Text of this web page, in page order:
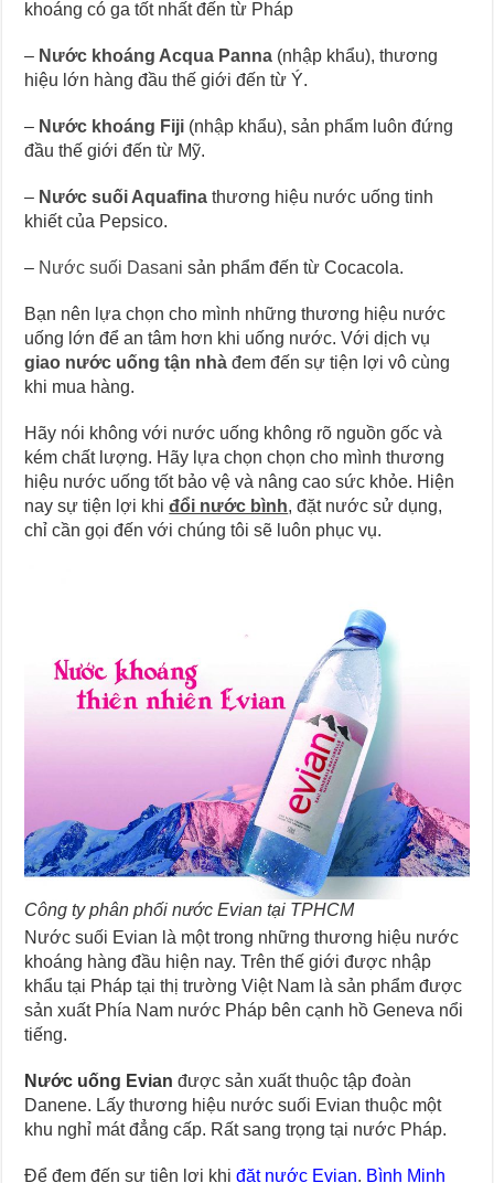
khoáng có ga tốt nhất đến từ Pháp
– Nước khoáng Acqua Panna (nhập khẩu), thương
hiệu lớn hàng đầu thế giới đến từ Ý.
– Nước khoáng Fiji (nhập khẩu), sản phẩm luôn đứng
đầu thế giới đến từ Mỹ.
– Nước suối Aquafina thương hiệu nước uống tinh
khiết của Pepsico.
– Nước suối Dasani sản phẩm đến từ Cocacola.
Bạn nên lựa chọn cho mình những thương hiệu nước
uống lớn để an tâm hơn khi uống nước. Với dịch vụ
giao nước uống tận nhà đem đến sự tiện lợi vô cùng
khi mua hàng.
Hãy nói không với nước uống không rõ nguồn gốc và
kém chất lượng. Hãy lựa chọn chọn cho mình thương
hiệu nước uống tốt bảo vệ và nâng cao sức khỏe. Hiện
nay sự tiện lợi khiđổi nước bình, đặt nước sử dụng,
chỉ cần gọi đến với chúng tôi sẽ luôn phục vụ.
Công ty phân phối nước Evian tại TPHCM
Nước suối Evian là một trong những thương hiệu nước
khoáng hàng đầu hiện nay. Trên thế giới được nhập
khẩu tại Pháp tại thị trường Việt Nam là sản phẩm được
sản xuất Phía Nam nước Pháp bên cạnh hồ Geneva nổi
tiếng.
Nước uống Evian được sản xuất thuộc tập đoàn
Danene. Lấy thương hiệu nước suối Evian thuộc một
khu nghỉ mát đẳng cấp. Rất sang trọng tại nước Pháp.
Để đem đến sự tiện lợi khiđặt nước Evian. Bình Minh